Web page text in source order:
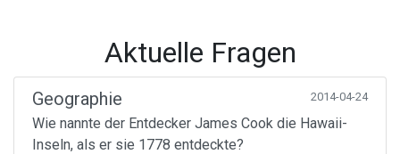
Aktuelle Fragen
Geographie 2014-04-24
Wie nannte der Entdecker James Cook die Hawaii-
Inseln, als er sie 1778 entdeckte?